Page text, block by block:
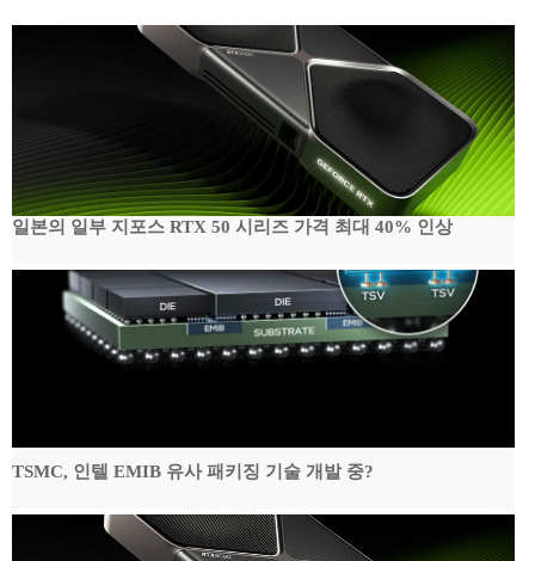
일본의 일부 지포스 RTX 50 시리즈 가격 최대 40% 인상
TSMC, 인텔 EMIB 유사 패키징 기술 개발 중?